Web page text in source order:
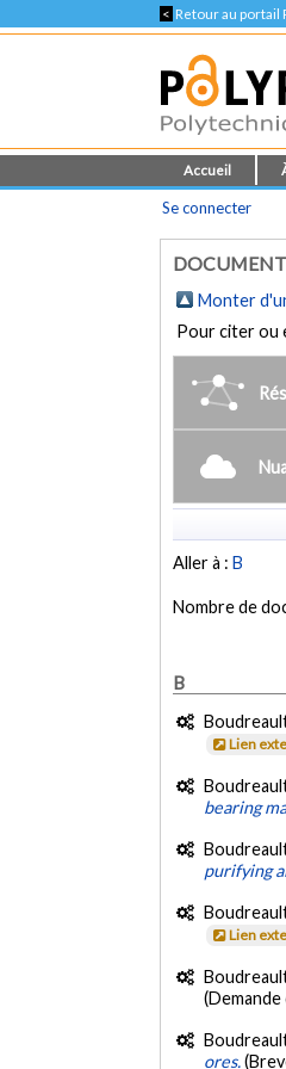
< Retour au
Accueil
Se connecter
Monter
Pour citer ou
Aller à :B
Nombre de
B
Lien
bearing
purifying
Lien
ores.